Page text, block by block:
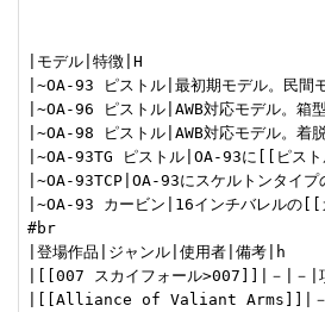
|モデル|特徴|H
|~OA-93 ピストル|最初期モデル。民
|~OA-96 ピストル|AWB対応モデル。
|~OA-98 ピストル|AWB対応モデル。着
|~OA-93TG ピストル|OA-93に[[ピス
|~OA-93TCP|OA-93にスケルトンタイ
|~OA-93 カービン|16インチバレルの[[
#br
|登場作品|ジャンル|使用者|備考|h
|[[007 スカイフォール>007]]|－|－|
|[[Alliance of Valiant Arms]]|－|